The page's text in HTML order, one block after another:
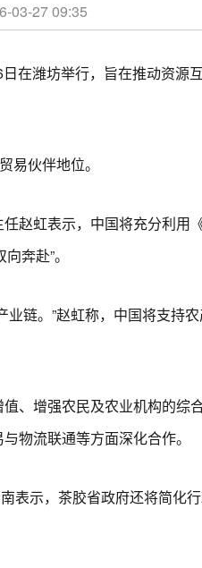
03-27 09:35
在潍坊举行，旨在推动资源
伙伴地位。
赵虹表示，中国将充分利用
奔赴”。
链。”赵虹称，中国将支持
、增强农民及农业机构的综
物流联通等方面深化合作。
表示，茶胶省政府还将简化